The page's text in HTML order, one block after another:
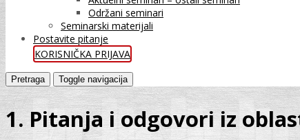
Održani seminari
Seminarski materijali
Postavite pitanje
KORISNIČKA PRIJAVA
Pretraga Toggle navigacija
1. Pitanja i odgovori iz